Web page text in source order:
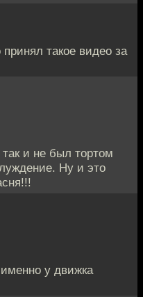
такое видео за
и не был тортом
Ну и это
у движка